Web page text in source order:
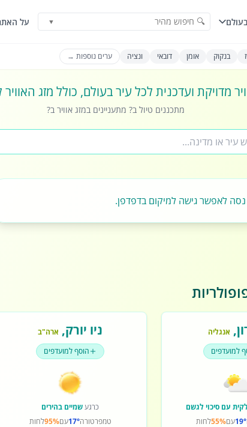
🔍 חיפוש מהיר ▼ על
בנקוק אומן דובאי ונציה ערים נוספות →
מדויקת ועדכנית לכל עיר בעולם, כולל מזג
מתכננים טיול ב? מתעניינים במזג אוויר ב?
לאפשר גישה למיקום בדפדפן.
, אנגליה
למועדפים
עם סיכוי לגשם
19°עם55%לחות
ניו יורק, ארה"ב
הוסף למועדפים
כרגעשמיים בהירים
טמפרטורה17°עם95%לחות